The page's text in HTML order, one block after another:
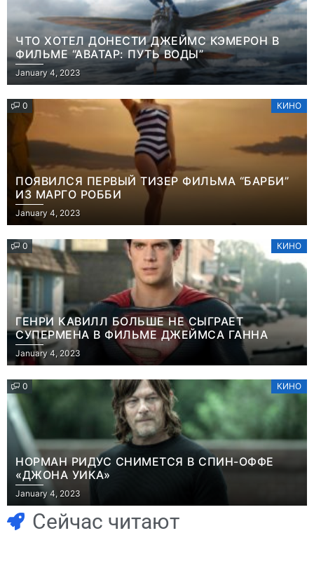
ЧТО ХОТЕЛ ДОНЕСТИ ДЖЕЙМС КЭМЕРОН В
ФИЛЬМЕ “АВАТАР: ПУТЬ ВОДЫ”
January 4, 2023
0 КИНО
ПОЯВИЛСЯ ПЕРВЫЙ ТИЗЕР ФИЛЬМА “БАРБИ”
ИЗ МАРГО РОББИ
January 4, 2023
0 КИНО
ГЕНРИ КАВИЛЛ БОЛЬШЕ НЕ СЫГРАЕТ
СУПЕРМЕНА В ФИЛЬМЕ ДЖЕЙМСА ГАННА
January 4, 2023
0 КИНО
НОРМАН РИДУС СНИМЕТСЯ В СПИН-ОФФЕ
«ДЖОНА УИКА»
January 4, 2023
Сейчас читают
Игры
Геймеры
отменяют
Новичок-геймер